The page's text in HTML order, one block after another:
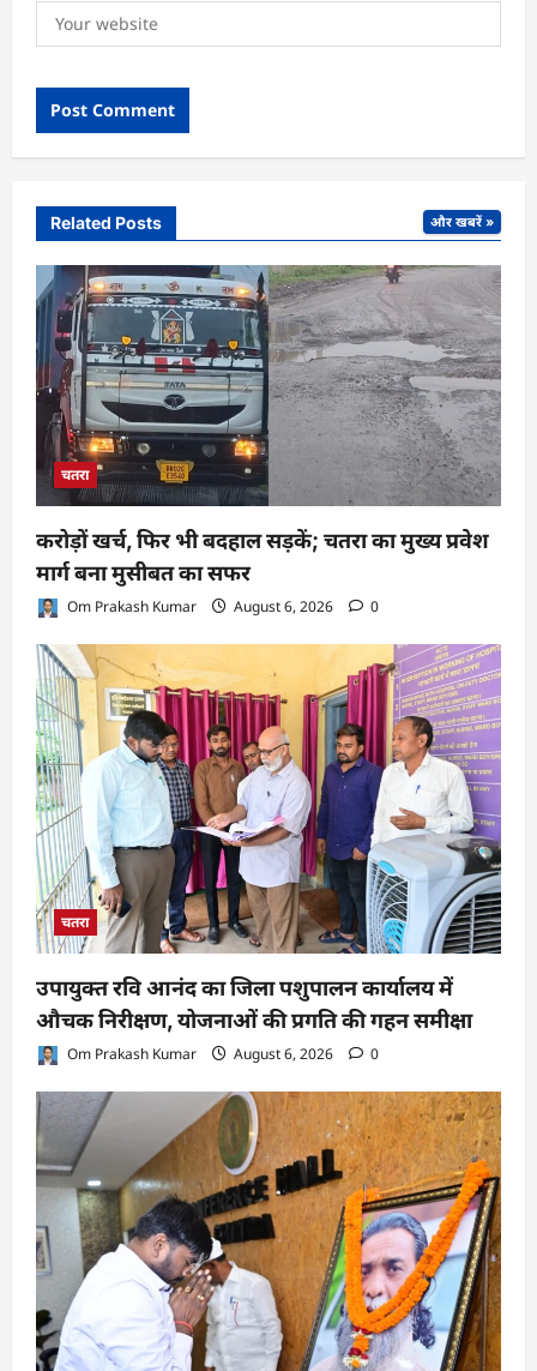
Related Posts और खबरें »
चतरा
करोड़ों खर्च, फिर भी बदहाल सड़कें; चतरा का मुख्य प्रवेश
मार्ग बना मुसीबत का सफर
Om Prakash Kumar August 6, 2026 0
चतरा
उपायुक्त रवि आनंद का जिला पशुपालन कार्यालय में
औचक निरीक्षण, योजनाओं की प्रगति की गहन समीक्षा
Om Prakash Kumar August 6, 2026 0